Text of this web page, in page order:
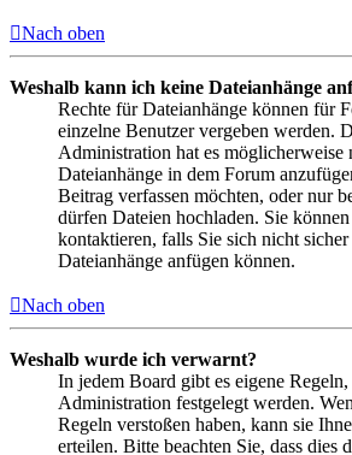
Nach oben
Weshalb kann ich keine Dateianhänge
Rechte für Dateianhänge können für
einzelne Benutzer vergeben werden.
Administration hat es möglicherweise
Dateianhänge in dem Forum
Beitrag verfassen möchten, oder nur
dürfen Dateien hochladen. Sie
kontaktieren, falls Sie sich nicht
Dateianhänge anfügen können.
Nach oben
Weshalb wurde ich verwarnt?
In jedem Board gibt es eigene
Administration festgelegt werden.
Regeln verstoßen haben, kann sie
erteilen. Bitte beachten Sie, dass dies